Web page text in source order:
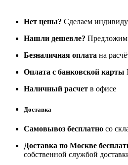
Нет цены? Сделаем
Нашли дешевле?
Безналичная оплата на
Оплата с банковской карты
Наличный расчет в офисе
Доставка
Самовывоз бесплатно со
Доставка по Москве
собственной службой